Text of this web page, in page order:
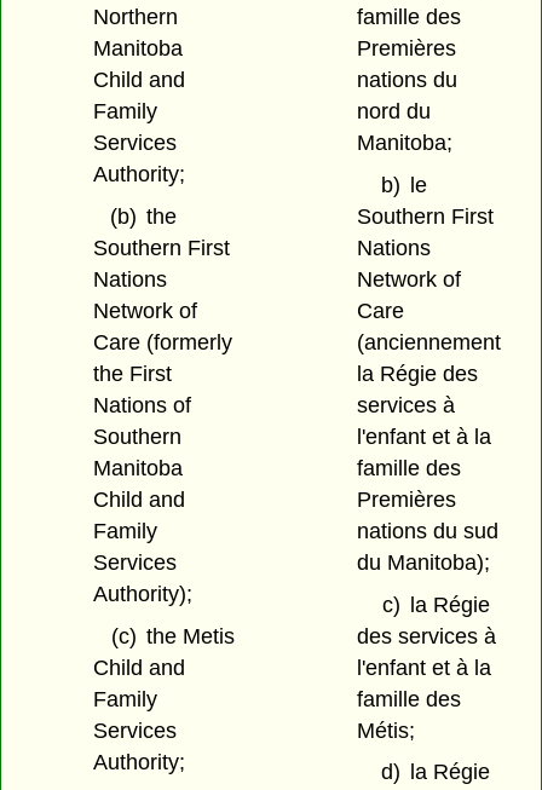
Northern
Manitoba
Child and
Family
Services
Authority;
(b) the
Southern First
Nations
Network of
Care (formerly
the First
Nations of
Southern
Manitoba
Child and
Family
Services
Authority);
(c) the Metis
Child and
Family
Services
Authority;
famille des
Premières
nations du
nord du
Manitoba;
b) le
Southern First
Nations
Network of
Care
(anciennement
la Régie des
services à
l'enfant et à la
famille des
Premières
nations du sud
du Manitoba);
c) la Régie
des services à
l'enfant et à la
famille des
Métis;
d)
la Régie